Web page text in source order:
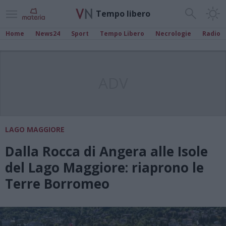
Tempo libero
Home News24 Sport Tempo Libero Necrologie Radio
LAGO MAGGIORE
Dalla Rocca di Angera alle Isole
del Lago Maggiore: riaprono le
Terre Borromeo